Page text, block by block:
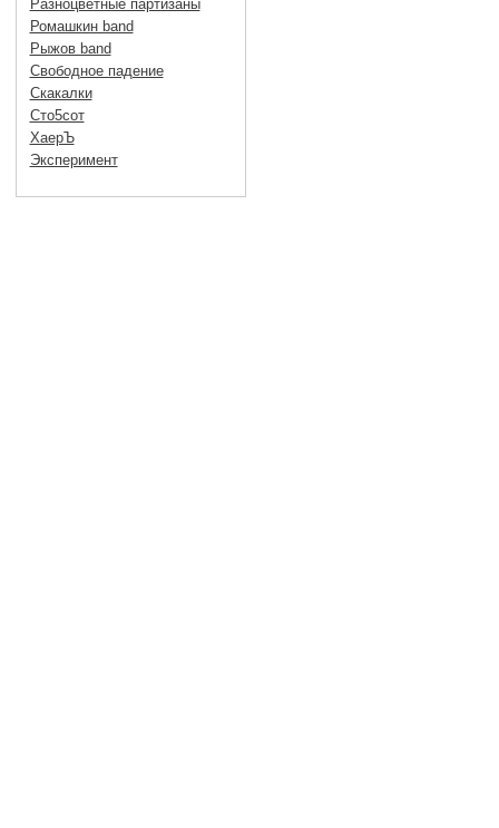
Разноцветные партизаны
Ромашкин band
Рыжов band
Свободное падение
Скакалки
Сто5сот
ХаерЪ
Эксперимент